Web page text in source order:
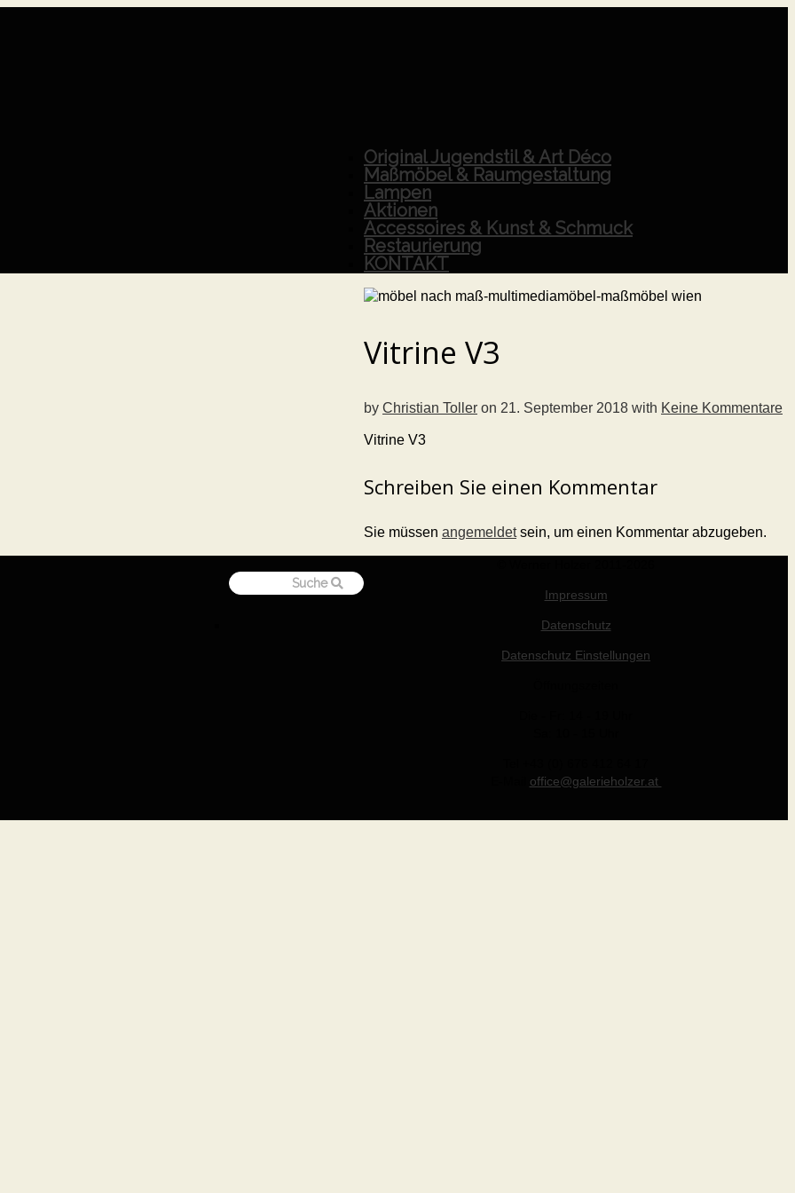
Original Jugendstil & Art Déco
Maßmöbel & Raumgestaltung
Lampen
Aktionen
Accessoires & Kunst & Schmuck
Restaurierung
KONTAKT
Vitrine V3
by Christian Toller on 21. September 2018 with Keine Kommentare
Vitrine V3
Schreiben Sie einen Kommentar
Sie müssen angemeldetsein, um einen Kommentar abzugeben.
Impressum
Datenschutz
Datenschutz Einstellungen
office@galerieholzer.at